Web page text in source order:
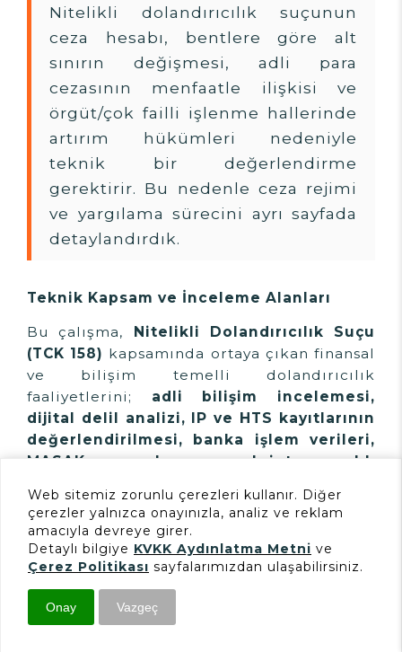
Nitelikli dolandırıcılık suçunun
ceza hesabı, bentlere göre alt
sınırın değişmesi, adli para
cezasının menfaatle ilişkisi ve
örgüt/çok failli işlenme hallerinde
artırım hükümleri nedeniyle
teknik bir değerlendirme
gerektirir. Bu nedenle ceza rejimi
ve yargılama sürecini ayrı sayfada
detaylandırdık.
Teknik Kapsam ve İnceleme Alanları
Bu çalışma, Nitelikli Dolandırıcılık Suçu
(TCK 158) kapsamında ortaya çıkan finansal
ve bilişim temelli dolandırıcılık
faaliyetlerini; adli bilişim incelemesi,
dijital delil analizi, IP ve HTS kayıtlarının
değerlendirilmesi, banka işlem verileri,
MASAK raporları ve kripto varlık
perspektiflerinden teknik ve hukuki açıdan
ele alan bir referans rehber niteliğindedir.
İnceleme sürecinde dijital verilerinveri
analizi ve para transfer zinciri
haritalandırmasıgibi adli bilişim
Web sitemiz zorunlu çerezleri kullanır. Diğer
çerezler yalnızca onayınızla, analiz ve reklam
amacıyla devreye girer.
Detaylı bilgiye KVKK Aydınlatma Metni ve
Çerez Politikası sayfalarımızdan ulaşabilirsiniz.
Onay Vazgeç